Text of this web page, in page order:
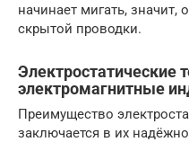
начинает мигать,
скрытой проводки.
Электростатические
электромагнитные
Преимущество
заключается в их